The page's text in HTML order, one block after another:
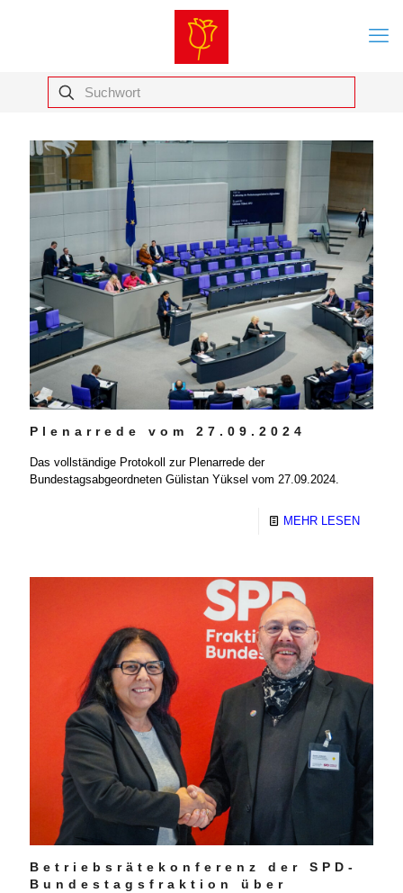
Plenarrede vom 27.09.2024
Das vollständige Protokoll zur Plenarrede der
Bundestagsabgeordneten Gülistan Yüksel vom 27.09.2024.
MEHR LESEN
Betriebsrätekonferenz der SPD-
Bundestagsfraktion über